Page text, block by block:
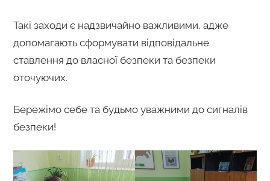
Такі заходи є надзвичайно важливими, адже
допомагають сформувати відповідальне
ставлення до власної безпеки та безпеки
оточуючих.
Бережімо себе та будьмо уважними до сигналів
безпеки!